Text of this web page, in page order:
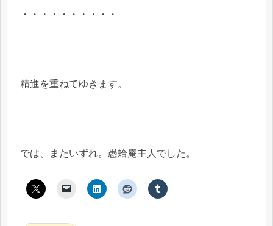
・・・・・・・・・・
精進を重ねてゆきます。
では、またいずれ。愚蛤庵主人でした。